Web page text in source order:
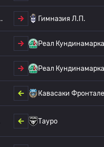
Гимназия Л.П.
Реал Кундинамарка
Реал Кундинамарка
Кавасаки Фронтале
Тауро